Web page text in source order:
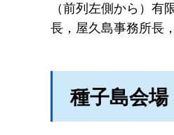
（前列左側から）
長，屋久島事務所長
種子島会場